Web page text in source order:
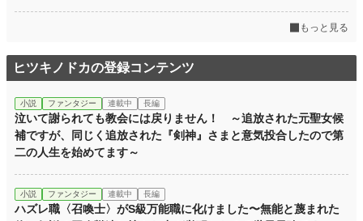
もっと見る
ヒツキノドカの登録コンテンツ
小説 ファンタジー 連載中 長編
泣いて謝られても教会には戻りません！ ～追放された元聖女候
補ですが、同じく追放された『剣神』さまと意気投合したので第
二の人生を始めてます～
小説 ファンタジー 連載中 長編
ハズレ職〈召喚士〉がS級万能職に化けました〜無能と蔑まれた